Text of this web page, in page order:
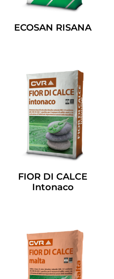
ECOSAN RISANA
FIOR DI CALCE
Intonaco